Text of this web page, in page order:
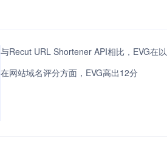
与Recut URL Shortener API相比，EVG在
在网站域名评分方面，EVG高出12分